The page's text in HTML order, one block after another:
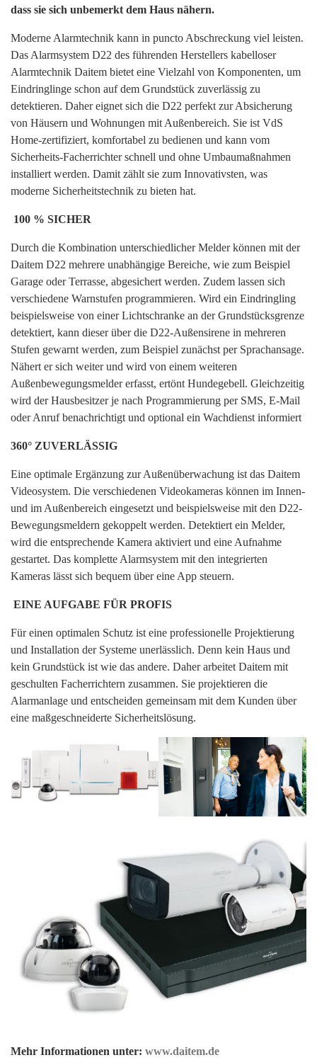
dass sie sich unbemerkt dem Haus nähern.
Moderne Alarmtechnik kann in puncto Abschreckung viel leisten.
Das Alarmsystem D22 des führenden Herstellers kabelloser
Alarmtechnik Daitem bietet eine Vielzahl von Komponenten, um
Eindringlinge schon auf dem Grundstück zuverlässig zu
detektieren. Daher eignet sich die D22 perfekt zur Absicherung
von Häusern und Wohnungen mit Außenbereich. Sie ist VdS
Home-zertifiziert, komfortabel zu bedienen und kann vom
Sicherheits-Facherrichter schnell und ohne Umbaumaßnahmen
installiert werden. Damit zählt sie zum Innovativsten, was
moderne Sicherheitstechnik zu bieten hat.
100 % SICHER
Durch die Kombination unterschiedlicher Melder können mit der
Daitem D22 mehrere unabhängige Bereiche, wie zum Beispiel
Garage oder Terrasse, abgesichert werden. Zudem lassen sich
verschiedene Warnstufen programmieren. Wird ein Eindringling
beispielsweise von einer Lichtschranke an der Grundstücksgrenze
detektiert, kann dieser über die D22-Außensirene in mehreren
Stufen gewarnt werden, zum Beispiel zunächst per Sprachansage.
Nähert er sich weiter und wird von einem weiteren
Außenbewegungsmelder erfasst, ertönt Hundegebell. Gleichzeitig
wird der Hausbesitzer je nach Programmierung per SMS, E-Mail
oder Anruf benachrichtigt und optional ein Wachdienst informiert
360° ZUVERLÄSSIG
Eine optimale Ergänzung zur Außenüberwachung ist das Daitem
Videosystem. Die verschiedenen Videokameras können im Innen-
und im Außenbereich eingesetzt und beispielsweise mit den D22-
Bewegungsmeldern gekoppelt werden. Detektiert ein Melder,
wird die entsprechende Kamera aktiviert und eine Aufnahme
gestartet. Das komplette Alarmsystem mit den integrierten
Kameras lässt sich bequem über eine App steuern.
EINE AUFGABE FÜR PROFIS
Für einen optimalen Schutz ist eine professionelle Projektierung
und Installation der Systeme unerlässlich. Denn kein Haus und
kein Grundstück ist wie das andere. Daher arbeitet Daitem mit
geschulten Facherrichtern zusammen. Sie projektieren die
Alarmanlage und entscheiden gemeinsam mit dem Kunden über
eine maßgeschneiderte Sicherheitslösung.
Mehr Informationen unter: www.daitem.de